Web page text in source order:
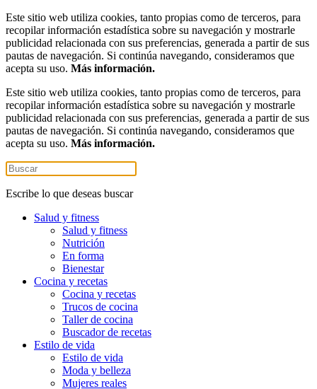
Este sitio web utiliza cookies, tanto propias como de terceros, para
recopilar información estadística sobre su navegación y mostrarle
publicidad relacionada con sus preferencias, generada a partir de sus
pautas de navegación. Si continúa navegando, consideramos que
acepta su uso. Más información.
Este sitio web utiliza cookies, tanto propias como de terceros, para
recopilar información estadística sobre su navegación y mostrarle
publicidad relacionada con sus preferencias, generada a partir de sus
pautas de navegación. Si continúa navegando, consideramos que
acepta su uso. Más información.
Escribe lo que deseas buscar
Salud y fitness
Salud y fitness
Nutrición
En forma
Bienestar
Cocina y recetas
Cocina y recetas
Trucos de cocina
Taller de cocina
Buscador de recetas
Estilo de vida
Estilo de vida
Moda y belleza
Mujeres reales